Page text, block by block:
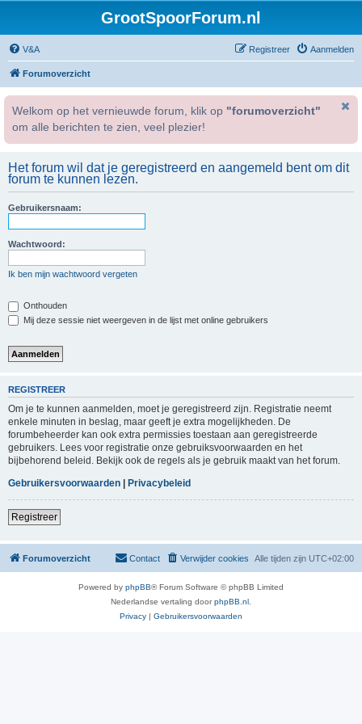
GrootSpoorForum.nl
V&A Aanmelden
Registreer
Forumoverzicht
Welkom op het vernieuwde forum, klik op "forumoverzicht"
om alle berichten te zien, veel plezier!
Het forum wil dat je geregistreerd en aangemeld bent om dit
forum te kunnen lezen.
Gebruikersnaam:
Wachtwoord:
Ik ben mijn wachtwoord vergeten
Onthouden
Mij deze sessie niet weergeven in de lijst met online gebruikers
REGISTREER
Om je te kunnen aanmelden, moet je geregistreerd zijn. Registratie neemt
enkele minuten in beslag, maar geeft je extra mogelijkheden. De
forumbeheerder kan ook extra permissies toestaan aan geregistreerde
gebruikers. Lees voor registratie onze gebruiksvoorwaarden en het
bijbehorend beleid. Bekijk ook de regels als je gebruik maakt van het forum.
Gebruikersvoorwaarden | Privacybeleid
Registreer
Forumoverzicht Alle tijden zijn UTC+02:00
Verwijder cookies
Contact
Powered by phpBB® Forum Software © phpBB Limited
Nederlandse vertaling doorphpBB.nl
Privacy | Gebruikersvoorwaarden